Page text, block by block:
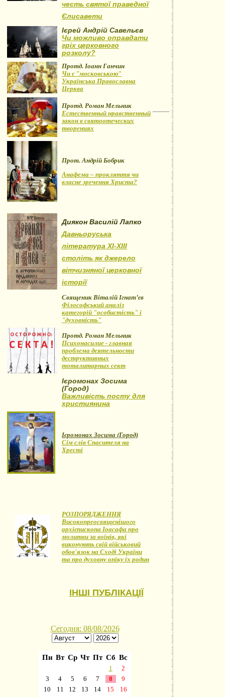
честь святої праведної
Єлисавети
Ієрей Андрій Савельєв
Чи можливо оправдати
гріх церковного
розколу?
Протд. Іоанн Ганчин
Чи є "московською"
Українська Православна
Церква
Протд. Роман Мельник
Естественный нравственный
закон в святоотеческих
творениях
Прот. Андрій Бобрик
Анафема – прокляття чи
власне зречення Христа?
Диякон Василій Лапко
Давньоруська
література XI-XIII
століть як джерело
вітчизняної церковної
історії
Священик Віталій Ігнат’єв
Філософський аналіз
категорій "особистість" і
"духовність"
Протд. Роман Мельник
Психонасилие - главная
проблема деятельности
деструктивных
тоталитарных сект
Ієромонах Зосима
(Город)
Важливість посту для
християнина
Ієромонах Зосима (Город)
Сім слів Спасителя на
Хресті
РОЗПОРЯДЖЕННЯ
Високопреосвященішого
архієпископа Іоасафа про
молитви за воїнів, які
виконують свій військовий
обов'язок на Сході України
та про духовну опіку їх родин
ІНШІ ПУБЛІКАЦІЇ